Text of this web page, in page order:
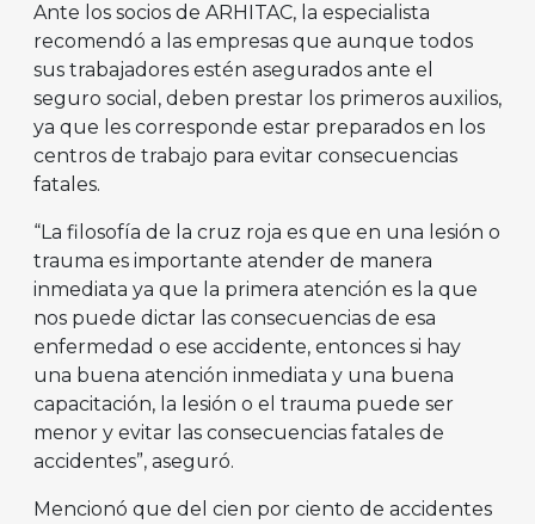
Ante los socios de ARHITAC, la especialista
recomendó a las empresas que aunque todos
sus trabajadores estén asegurados ante el
seguro social, deben prestar los primeros auxilios,
ya que les corresponde estar preparados en los
centros de trabajo para evitar consecuencias
fatales.
“La filosofía de la cruz roja es que en una lesión o
trauma es importante atender de manera
inmediata ya que la primera atención es la que
nos puede dictar las consecuencias de esa
enfermedad o ese accidente, entonces si hay
una buena atención inmediata y una buena
capacitación, la lesión o el trauma puede ser
menor y evitar las consecuencias fatales de
accidentes”, aseguró.
Mencionó que del cien por ciento de accidentes